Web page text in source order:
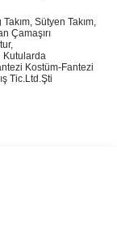
Sütyen Takım,
Çamaşırı
Kutularda
Kostüm-Fantezi
ış Tic.Ltd.Şti